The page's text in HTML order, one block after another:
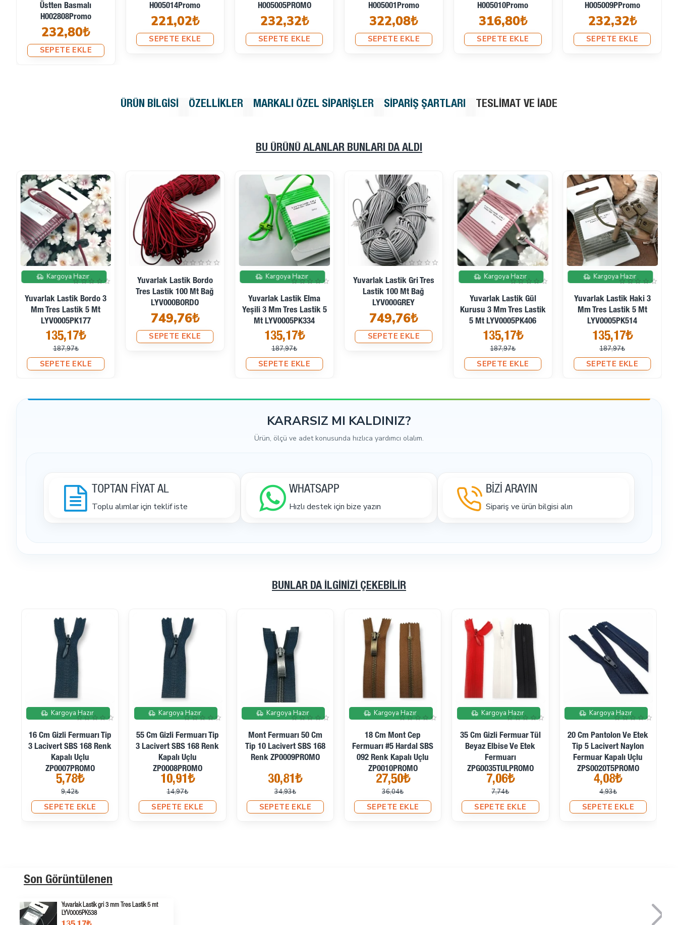
Üstten Basmalı
H002808Promo
232,80₺
SEPETE EKLE
H005014Promo
221,02₺
SEPETE EKLE
H005005PROMO
232,32₺
SEPETE EKLE
H005001Promo
322,08₺
SEPETE EKLE
H005010Promo
316,80₺
SEPETE EKLE
H005009PPromo
232,32₺
SEPETE EKLE
ÜRÜN BILGISI ÖZELLIKLER MARKALI ÖZEL SIPARIŞLER SIPARIŞ ŞARTLARI TESLIMAT VE İADE
BU ÜRÜNÜ ALANLAR BUNLARI DA ALDI
İndirimde
Kargoya Hazır
Yuvarlak Lastik Bordo 3
Mm Tres Lastik 5 Mt
LYV0005PK177
135,17₺
187,97₺
SEPETE EKLE
Yuvarlak Lastik Bordo
Tres Lastik 100 Mt Bağ
LYV000BORDO
749,76₺
SEPETE EKLE
İndirimde
Kargoya Hazır
Yuvarlak Lastik Elma
Yeşili 3 Mm Tres Lastik 5
Mt LYV0005PK334
135,17₺
187,97₺
SEPETE EKLE
Yuvarlak Lastik Gri Tres
Lastik 100 Mt Bağ
LYV000GREY
749,76₺
SEPETE EKLE
İndirimde
Kargoya Hazır
Yuvarlak Lastik Gül
Kurusu 3 Mm Tres Lastik
5 Mt LYV0005PK406
135,17₺
187,97₺
SEPETE EKLE
İndirimde
Kargoya Hazır
Yuvarlak Lastik Haki 3
Mm Tres Lastik 5 Mt
LYV0005PK514
135,17₺
187,97₺
SEPETE EKLE
KARARSIZ MI KALDINIZ?
Ürün, ölçü ve adet konusunda hızlıca yardımcı olalım.
TOPTAN FİYAT AL
Toplu alımlar için teklif iste
WHATSAPP
Hızlı destek için bize yazın
BİZİ ARAYIN
Sipariş ve ürün bilgisi alın
BUNLAR DA İLGINIZI ÇEKEBILIR
İndirimde
Kargoya Hazır
16 Cm Gizli Fermuarı Tip
3 Lacivert SBS 168 Renk
Kapalı Uçlu
ZP0007PROMO
5,78₺
9,42₺
SEPETE EKLE
İndirimde
Kargoya Hazır
55 Cm Gizli Fermuarı Tip
3 Lacivert SBS 168 Renk
Kapalı Uçlu
ZP0008PROMO
10,91₺
14,97₺
SEPETE EKLE
İndirimde
Kargoya Hazır
Mont Fermuarı 50 Cm
Tip 10 Lacivert SBS 168
Renk ZP0009PROMO
30,81₺
34,93₺
SEPETE EKLE
İndirimde
Kargoya Hazır
18 Cm Mont Cep
Fermuarı #5 Hardal SBS
092 Renk Kapalı Uçlu
ZP0010PROMO
27,50₺
36,04₺
SEPETE EKLE
İndirimde
Kargoya Hazır
35 Cm Gizli Fermuar Tül
Beyaz Elbise Ve Etek
Fermuarı
ZPG0035TULPROMO
7,06₺
7,74₺
SEPETE EKLE
İndirimde
Kargoya Hazır
20 Cm Pantolon Ve Etek
Tip 5 Lacivert Naylon
Fermuar Kapalı Uçlu
ZPS0020T5PROMO
4,08₺
4,93₺
SEPETE EKLE
Son Görüntülenen
Yuvarlak Lastik gri 3 mm Tres Lastik 5 mt
LYV0005PK538